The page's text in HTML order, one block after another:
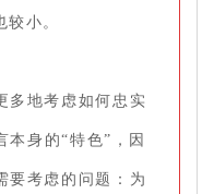
小。
多地考虑如何忠实
本身的“特色”，因
要考虑的问题：为